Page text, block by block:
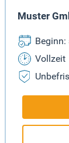
Muster
Vollzeit